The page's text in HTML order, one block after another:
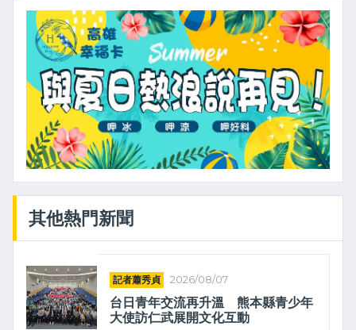
其他熱門新聞
記者蕭秀貞 2026/08/07
台日青年交流再升溫 熊本縣青少年
大使訪仁武展開文化互動